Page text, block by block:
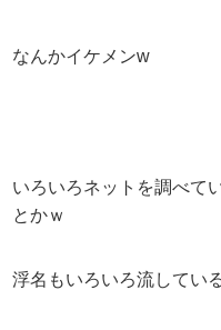
なんかイケメンw
いろいろネットを調べて
とかｗ
浮名もいろいろ流してい